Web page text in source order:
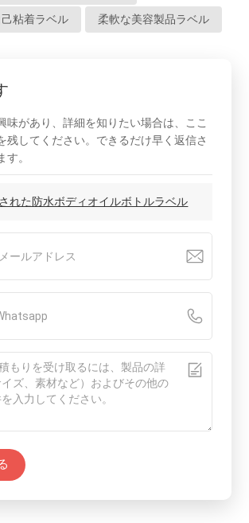
粘着ラベル 柔軟な美容製品ラベル
味があり、詳細を知りたい場合は、ここ
残してください。できるだけ早く返信さ
す。
れた防水ボディオイルボトルラベル